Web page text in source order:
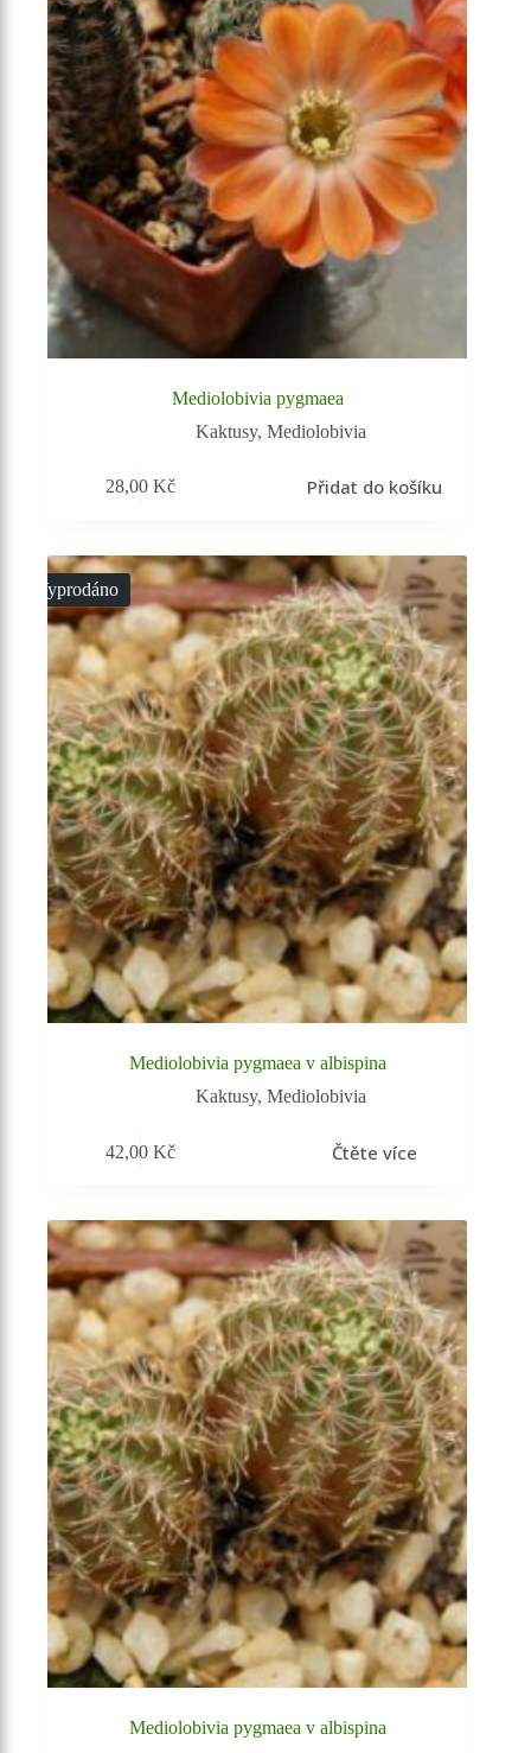
Mediolobivia pygmaea
Kaktusy,Mediolobivia
28,00Kč Přidat do košíku
Vyprodáno
Mediolobivia pygmaea v albispina
Kaktusy,Mediolobivia
42,00Kč Čtěte více
Mediolobivia pygmaea v albispina